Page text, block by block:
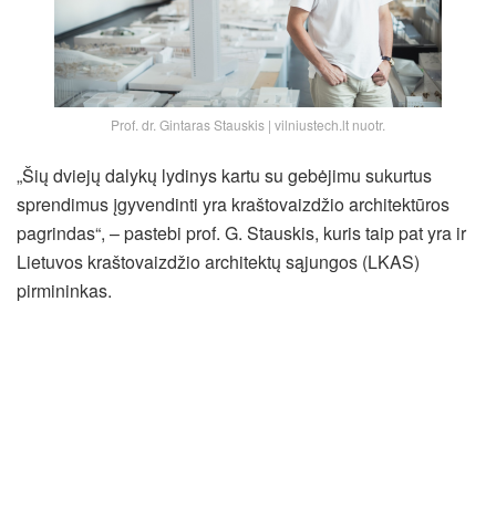
Prof. dr. Gintaras Stauskis | vilniustech.lt nuotr.
„Šių dviejų dalykų lydinys kartu su gebėjimu sukurtus
sprendimus įgyvendinti yra kraštovaizdžio architektūros
pagrindas“, – pastebi prof. G. Stauskis, kuris taip pat yra ir
Lietuvos kraštovaizdžio architektų sąjungos (LKAS)
pirmininkas.